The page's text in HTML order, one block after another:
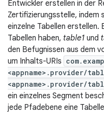
Entwickler erstellen in der
Zertifizierungsstelle, indem
einzelne Tabellen erstellen.
Tabellen haben, table1 und
den Befugnissen aus dem
um Inhalts-URIs
<appname>.provider/
<appname>.provider/
ein einzelnes Segment
jede Pfadebene eine